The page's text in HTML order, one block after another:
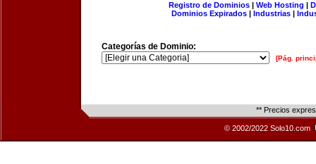
Registro de Dominios| Web Hosting |
Dominios Expirados | Industrias |
Categorías de Dominio:
[Pág.
** Precios
© 2002/2022 Solo10.com